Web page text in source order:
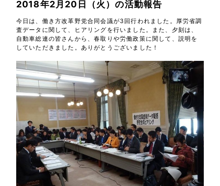
2018年2月20日（火）の活動報告
今日は、働き方改革野党合同会議が3回行われました。厚労省調
査データに関して、ヒアリングを行いました。また、夕刻は、
自動車総連の皆さんから、春取りや労働政策に関して、説明を
していただきました。ありがとうございました！